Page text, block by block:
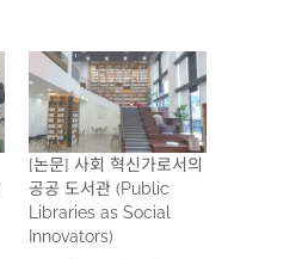
[논문] 사회 혁신가로서의
공공 도서관 (Public
Libraries as Social
Innovators)